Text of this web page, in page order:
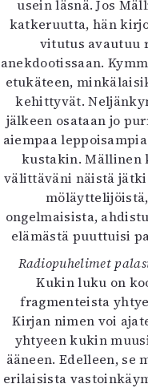
usein läsnä. Jos
katkeruutta, hän
vitutus avautuu
anekdootissaan.
etukäteen,
kehittyvät.
jälkeen osataan jo
aiempaa
kustakin. Mällinen
välittäväni näistä
ongelmaisista,
elämästä puuttuisi
Radiopuhelimet
Kukin luku on
fragmenteista
Kirjan nimen voi
yhtyeen kukin
ääneen. Edelleen, se
erilaisista